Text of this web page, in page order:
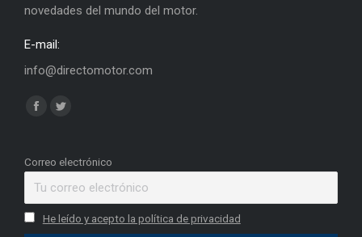
novedades del mundo del motor.
E-mail:
info@directomotor.com
Find us on:
Facebook
opens
window
Twitter
opens
window
Correo electrónico
He leído y acepto la política de privacidad